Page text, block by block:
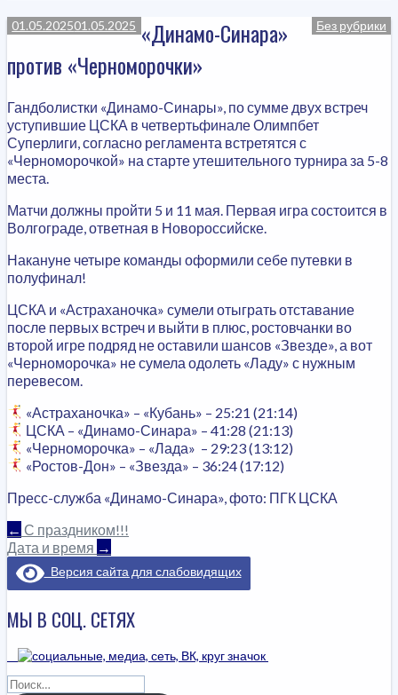
Без рубрики
01.05.202501.05.2025 «Динамо-Синара»
против «Черноморочки»
Гандболистки «Динамо-Синары», по сумме двух встреч
уступившие ЦСКА в четвертьфинале Олимпбет
Суперлиги, согласно регламента встретятся с
«Черноморочкой» на старте утешительного турнира за 5-8
места.
Матчи должны пройти 5 и 11 мая. Первая игра состоится в
Волгограде, ответная в Новороссийске.
Накануне четыре команды оформили себе путевки в
полуфинал!
ЦСКА и «Астраханочка» сумели отыграть отставание
после первых встреч и выйти в плюс, ростовчанки во
второй игре подряд не оставили шансов «Звезде», а вот
«Черноморочка» не сумела одолеть «Ладу» с нужным
перевесом.
«Астраханочка» – «Кубань» – 25:21 (21:14)
ЦСКА – «Динамо-Синара» – 41:28 (21:13)
«Черноморочка» – «Лада» – 29:23 (13:12)
«Ростов-Дон» – «Звезда» – 36:24 (17:12)
Пресс-служба «Динамо-Синара», фото: ПГК ЦСКА
НАВИГАЦИЯ
ПО
ЗАПИСЯМ
← С праздником!!!
Дата и время →
Версия сайта для слабовидящих
МЫ В СОЦ. СЕТЯХ
Найти: